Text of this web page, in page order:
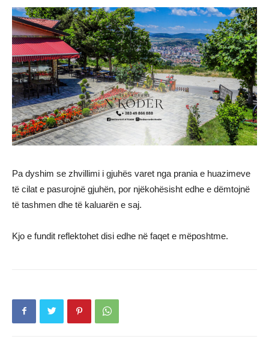
Pa dyshim se zhvillimi i gjuhës varet nga prania e huazimeve
të cilat e pasurojnë gjuhën, por njëkohësisht edhe e dëmtojnë
të tashmen dhe të kaluarën e saj.
Kjo e fundit reflektohet disi edhe në faqet e mëposhtme.